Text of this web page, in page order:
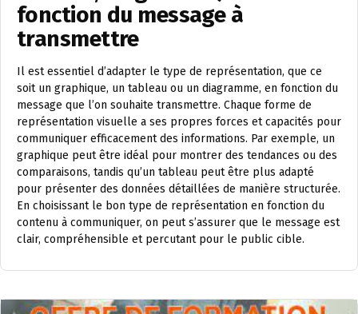
fonction du message à
transmettre
Il est essentiel d’adapter le type de représentation, que ce
soit un graphique, un tableau ou un diagramme, en fonction du
message que l’on souhaite transmettre. Chaque forme de
représentation visuelle a ses propres forces et capacités pour
communiquer efficacement des informations. Par exemple, un
graphique peut être idéal pour montrer des tendances ou des
comparaisons, tandis qu’un tableau peut être plus adapté
pour présenter des données détaillées de manière structurée.
En choisissant le bon type de représentation en fonction du
contenu à communiquer, on peut s’assurer que le message est
clair, compréhensible et percutant pour le public cible.